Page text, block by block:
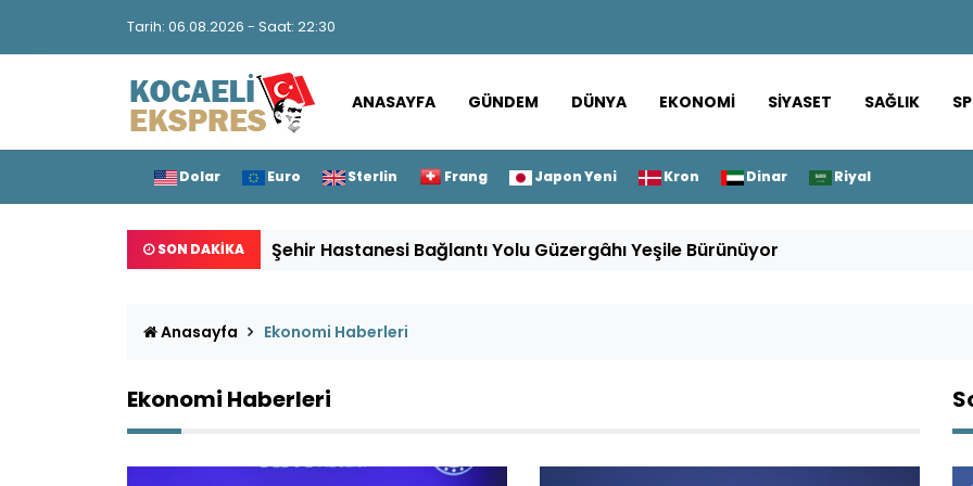
Tarih: 06.08.2026 - Saat: 22:30
ANASAYFA GÜNDEM DÜNYA EKONOMI SIYASET SAĞLIK
Dolar Euro Sterlin Frang Japon Yeni Kron Dinar Riyal
SON DAKİKA Şehir Hastanesi Bağlantı Yolu Güzergâhı Yeşile Bürünüyor
Anasayfa Ekonomi Haberleri
Ekonomi Haberleri